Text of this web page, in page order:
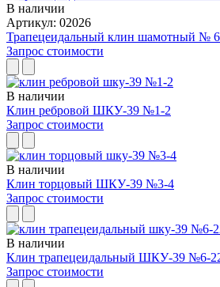
В наличии
Артикул: 02026
Трапецеидальный клин шамотный №
Запрос стоимости
В наличии
Клин ребровой ШКУ-39 №1-2
Запрос стоимости
В наличии
Клин торцовый ШКУ-39 №3-4
Запрос стоимости
В наличии
Клин трапецеидальный ШКУ-39 №6-
Запрос стоимости